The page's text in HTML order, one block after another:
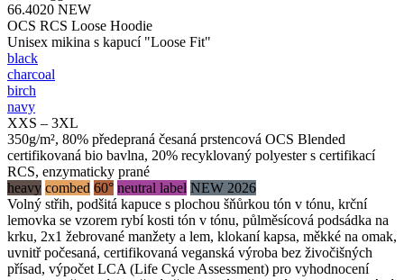
66.4020 NEW
OCS RCS Loose Hoodie
Unisex mikina s kapucí "Loose Fit"
black
charcoal
birch
navy
XXS – 3XL
350g/m², 80% předepraná česaná prstencová OCS Blended
certifikovaná bio bavlna, 20% recyklovaný polyester s certifikací
RCS, enzymaticky prané
heavy combed 60° neutral label NEW 2026
Volný střih, podšitá kapuce s plochou šňůrkou tón v tónu, krční
lemovka se vzorem rybí kosti tón v tónu, půlměsícová podsádka na
krku, 2x1 žebrované manžety a lem, klokaní kapsa, měkké na omak,
uvnitř počesaná, certifikovaná veganská výroba bez živočišných
přísad, výpočet LCA (Life Cycle Assessment) pro vyhodnocení